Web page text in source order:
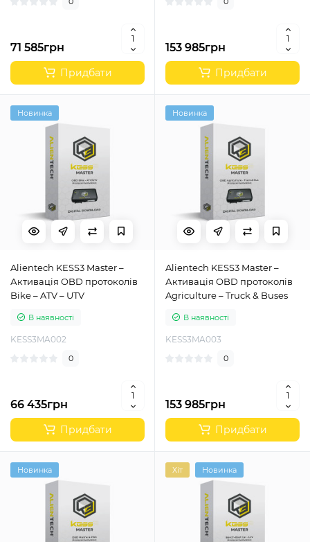
71 585грн
Придбати
153 985грн
Придбати
Новинка
Alientech KESS3 Master –
Активація OBD протоколів
Bike – ATV – UTV
В наявності
KESS3MA002
0
66 435грн
Придбати
Новинка
Alientech KESS3 Master –
Активація OBD протоколів
Agriculture – Truck & Buses
В наявності
KESS3MA003
0
153 985грн
Придбати
Новинка Хіт Новинка